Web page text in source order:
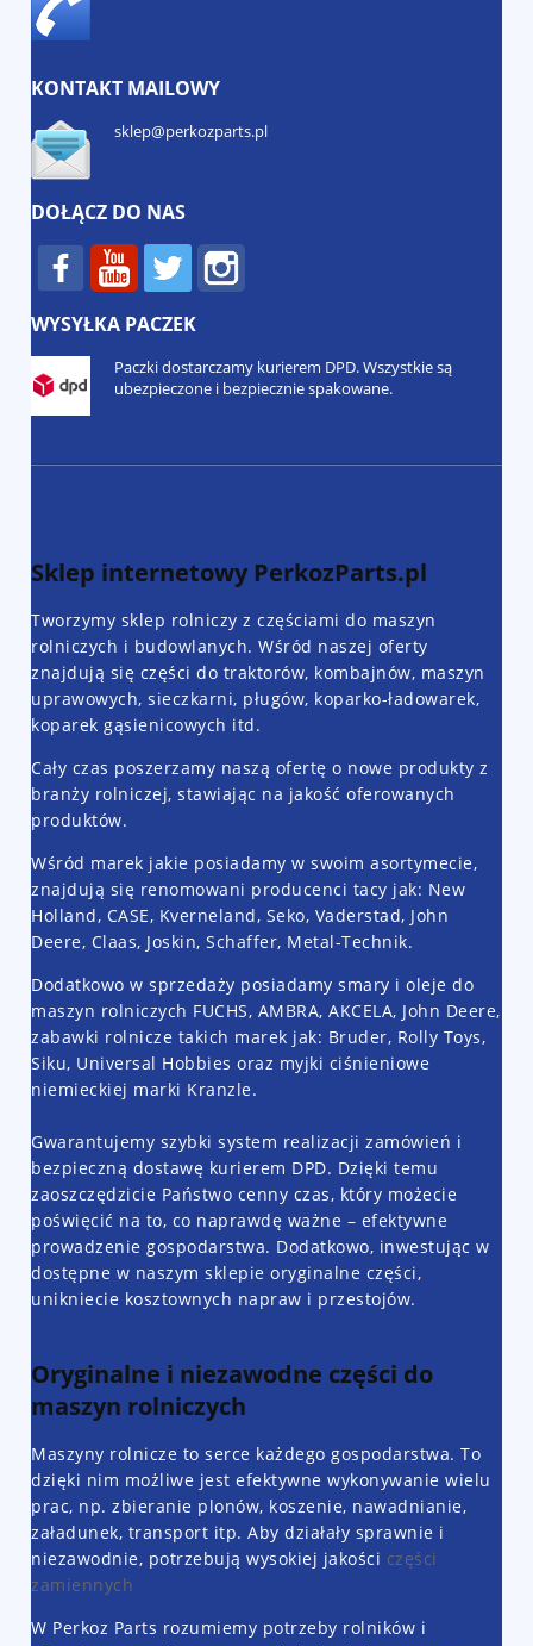
KONTAKT MAILOWY
sklep@perkozparts.pl
DOŁĄCZ DO NAS
WYSYŁKA PACZEK
Paczki dostarczamy kurierem DPD. Wszystkie są
ubezpieczone i bezpiecznie spakowane.
Sklep internetowy PerkozParts.pl
Tworzymy sklep rolniczy z częściami do maszyn
rolniczych i budowlanych. Wśród naszej oferty
znajdują się części do traktorów, kombajnów, maszyn
uprawowych, sieczkarni, pługów, koparko-ładowarek,
koparek gąsienicowych itd.
Cały czas poszerzamy naszą ofertę o nowe produkty z
branży rolniczej, stawiając na jakość oferowanych
produktów.
Wśród marek jakie posiadamy w swoim asortymecie,
znajdują się renomowani producenci tacy jak: New
Holland, CASE, Kverneland, Seko, Vaderstad, John
Deere, Claas, Joskin, Schaffer, Metal-Technik.
Dodatkowo w sprzedaży posiadamy smary i oleje do
maszyn rolniczych FUCHS, AMBRA, AKCELA, John Deere,
zabawki rolnicze takich marek jak: Bruder, Rolly Toys,
Siku, Universal Hobbies oraz myjki ciśnieniowe
niemieckiej marki Kranzle.
Gwarantujemy szybki system realizacji zamówień i
bezpieczną dostawę kurierem DPD. Dzięki temu
zaoszczędzicie Państwo cenny czas, który możecie
poświęcić na to, co naprawdę ważne – efektywne
prowadzenie gospodarstwa. Dodatkowo, inwestując w
dostępne w naszym sklepie oryginalne części,
unikniecie kosztownych napraw i przestojów.
Oryginalne i niezawodne części do
maszyn rolniczych
Maszyny rolnicze to serce każdego gospodarstwa. To
dzięki nim możliwe jest efektywne wykonywanie wielu
prac, np. zbieranie plonów, koszenie, nawadnianie,
załadunek, transport itp. Aby działały sprawnie i
niezawodnie, potrzebują wysokiej jakości części
zamiennych
W Perkoz Parts rozumiemy potrzeby rolników i